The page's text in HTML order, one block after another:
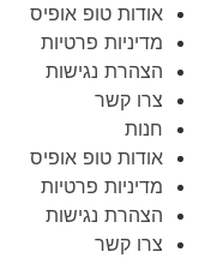
אודות טופ אופיס
מדיניות פרטיות
הצהרת נגישות
צרו קשר
חנות
אודות טופ אופיס
מדיניות פרטיות
הצהרת נגישות
צרו קשר